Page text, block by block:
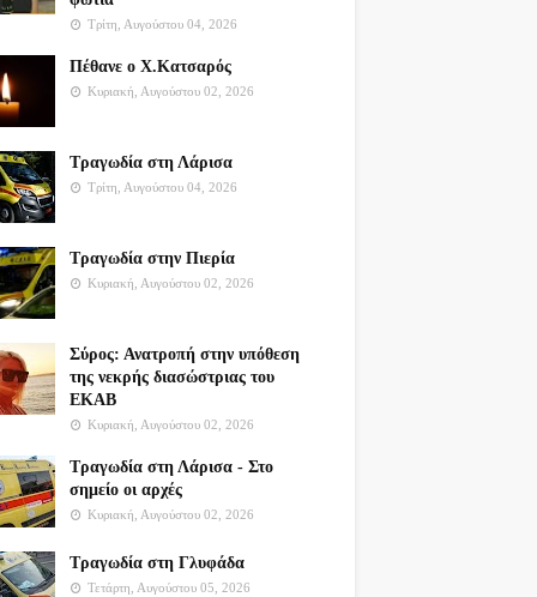
Τρίτη, Αυγούστου 04, 2026
Πέθανε ο Χ.Κατσαρός
Κυριακή, Αυγούστου 02, 2026
Τραγωδία στη Λάρισα
Τρίτη, Αυγούστου 04, 2026
Τραγωδία στην Πιερία
Κυριακή, Αυγούστου 02, 2026
Σύρος: Ανατροπή στην υπόθεση
της νεκρής διασώστριας του
ΕΚΑΒ
Κυριακή, Αυγούστου 02, 2026
Τραγωδία στη Λάρισα - Στο
σημείο οι αρχές
Κυριακή, Αυγούστου 02, 2026
Τραγωδία στη Γλυφάδα
Τετάρτη, Αυγούστου 05, 2026